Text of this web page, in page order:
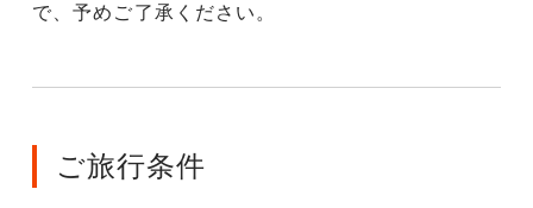
で、予めご了承ください。
ご旅行条件